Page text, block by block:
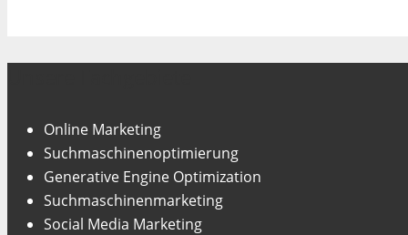
Online Marketing
Suchmaschinenoptimierung
Generative Engine Optimization
Suchmaschinenmarketing
Social Media Marketing